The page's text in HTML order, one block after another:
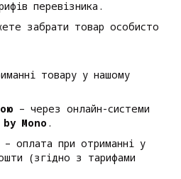
перевізника.
забрати товар особисто
товару у нашому
– через онлайн-системи
Mono .
– оплата при отриманні у
(згідно з тарифами